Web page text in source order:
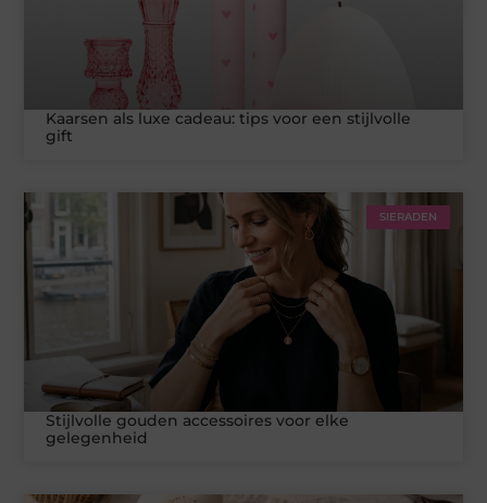
Kaarsen als luxe cadeau: tips voor een stijlvolle
gift
SIERADEN
Stijlvolle gouden accessoires voor elke
gelegenheid